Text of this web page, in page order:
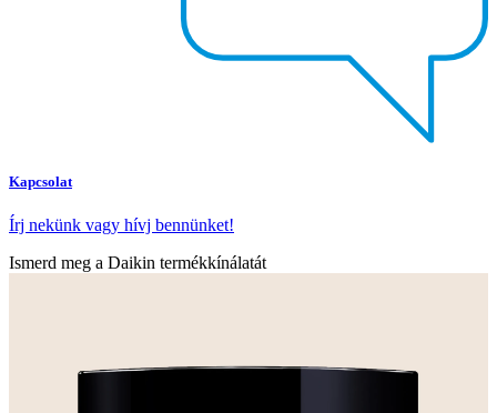
Kapcsolat
Írj nekünk vagy hívj bennünket!
Ismerd meg a Daikin termékkínálatát